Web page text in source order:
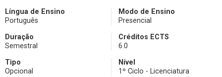
Língua de Ensino
Português
Modo de Ensino
Presencial
Duração
Semestral
Créditos ECTS
6.0
Tipo
Opcional
Nível
1º Ciclo - Licenciatura